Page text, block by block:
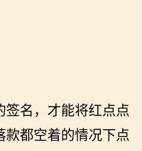
签名，才能将红点点
款都空着的情况下点